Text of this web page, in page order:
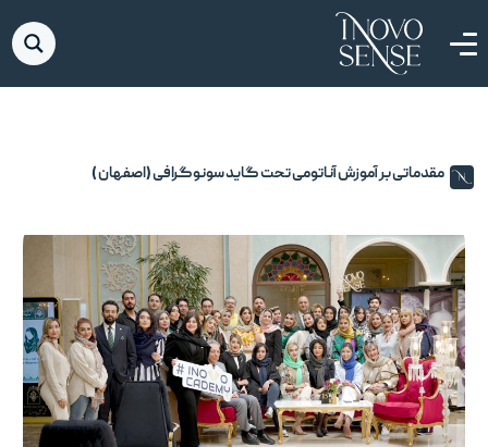
مقدماتی بر آموزش آناتومی تحت گاید سونوگرافی (اصفهان )